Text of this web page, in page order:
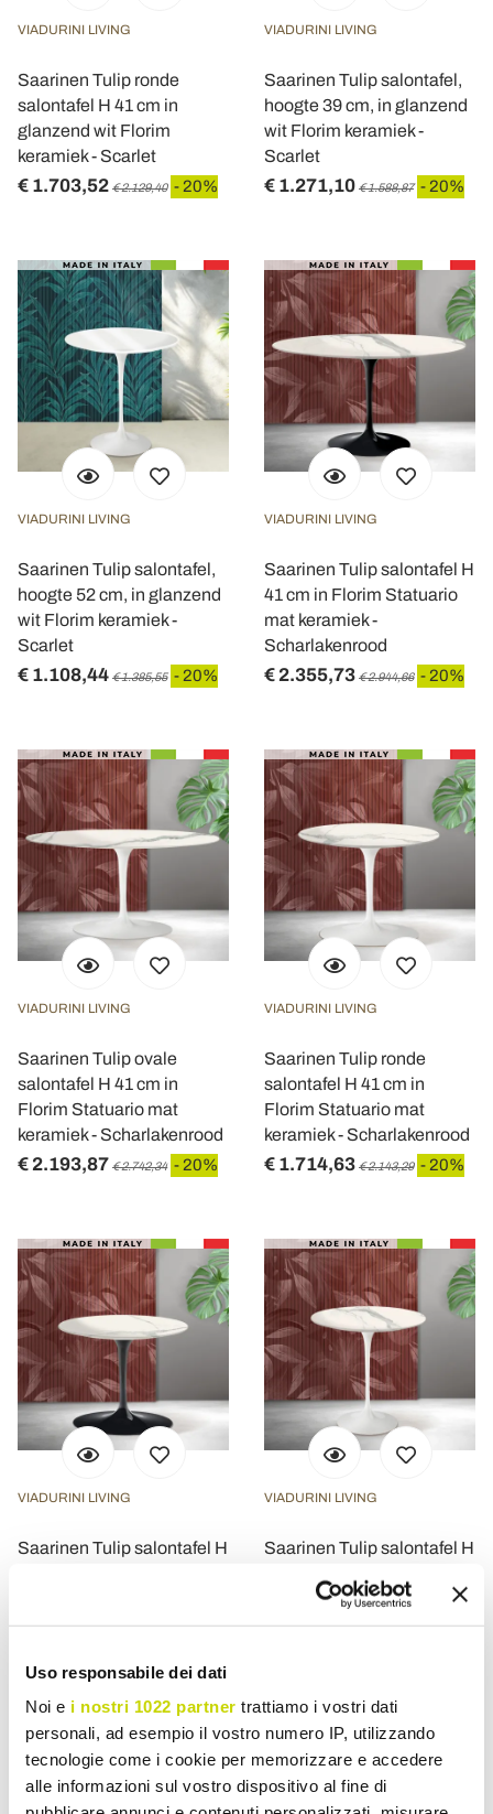
Uso responsabile dei dati
Noi e i nostri 1022 partner trattiamo i vostri dati
personali, ad esempio il vostro numero IP, utilizzando
tecnologie come i cookie per memorizzare e accedere
alle informazioni sul vostro dispositivo al fine di
VIADURINI LIVING
Saarinen Tulip ronde
salontafel H 41 cm in
glanzend wit Florim
keramiek - Scarlet
€ 1.703,52 € 2.129,40 - 20%
VIADURINI LIVING
Saarinen Tulip salontafel,
hoogte 39 cm, in glanzend
wit Florim keramiek -
Scarlet
€ 1.271,10 € 1.588,87 - 20%
VIADURINI LIVING
Saarinen Tulip salontafel,
hoogte 52 cm, in glanzend
wit Florim keramiek -
Scarlet
€ 1.108,44 € 1.385,55 - 20%
VIADURINI LIVING
Saarinen Tulip salontafel H
41 cm in Florim Statuario
mat keramiek -
Scharlakenrood
€ 2.355,73 € 2.944,66 - 20%
VIADURINI LIVING
Saarinen Tulip ovale
salontafel H 41 cm in
Florim Statuario mat
keramiek - Scharlakenrood
€ 2.193,87 € 2.742,34 - 20%
VIADURINI LIVING
Saarinen Tulip ronde
salontafel H 41 cm in
Florim Statuario mat
keramiek - Scharlakenrood
€ 1.714,63 € 2.143,29 - 20%
VIADURINI LIVING
Saarinen Tulip salontafel H
Scharlakenrood
VIADURINI LIVING
Saarinen Tulip salontafel H
mat keramiek -
Scharlakenrood